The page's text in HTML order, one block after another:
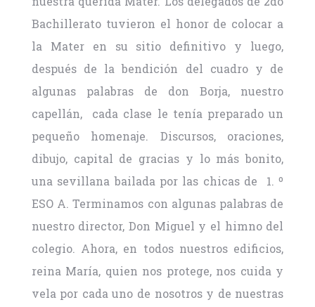
Bachillerato tuvieron el honor de colocar a
la Mater en su sitio definitivo y luego,
después de la bendición del cuadro y de
algunas palabras de don Borja, nuestro
capellán, cada clase le tenía preparado un
pequeño homenaje. Discursos, oraciones,
dibujo, capital de gracias y lo más bonito,
una sevillana bailada por las chicas de 1. º
ESO A. Terminamos con algunas palabras de
nuestro director, Don Miguel y el himno del
colegio. Ahora, en todos nuestros edificios,
reina María, quien nos protege, nos cuida y
vela por cada uno de nosotros y de nuestras